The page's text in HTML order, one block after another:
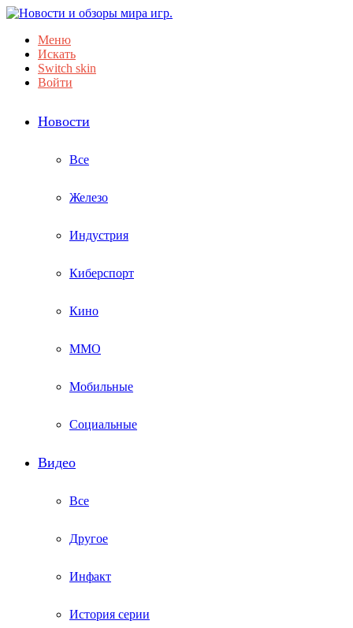
Меню
Искать
Switch skin
Войти
Новости
Все
Железо
Индустрия
Киберспорт
Кино
ММО
Мобильные
Социальные
Видео
Все
Другое
Инфакт
История серии